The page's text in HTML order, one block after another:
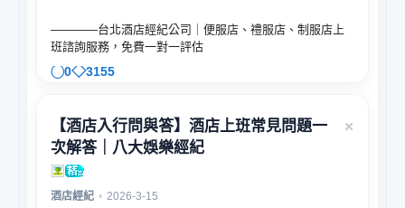
————台北酒店經紀公司｜便服店、禮服店、制服店上
班諮詢服務，免費一對一評估
0 3155
【酒店入行問與答】酒店上班常見問題一
次解答｜八大娛樂經紀
酒店經紀 • 2026-3-15